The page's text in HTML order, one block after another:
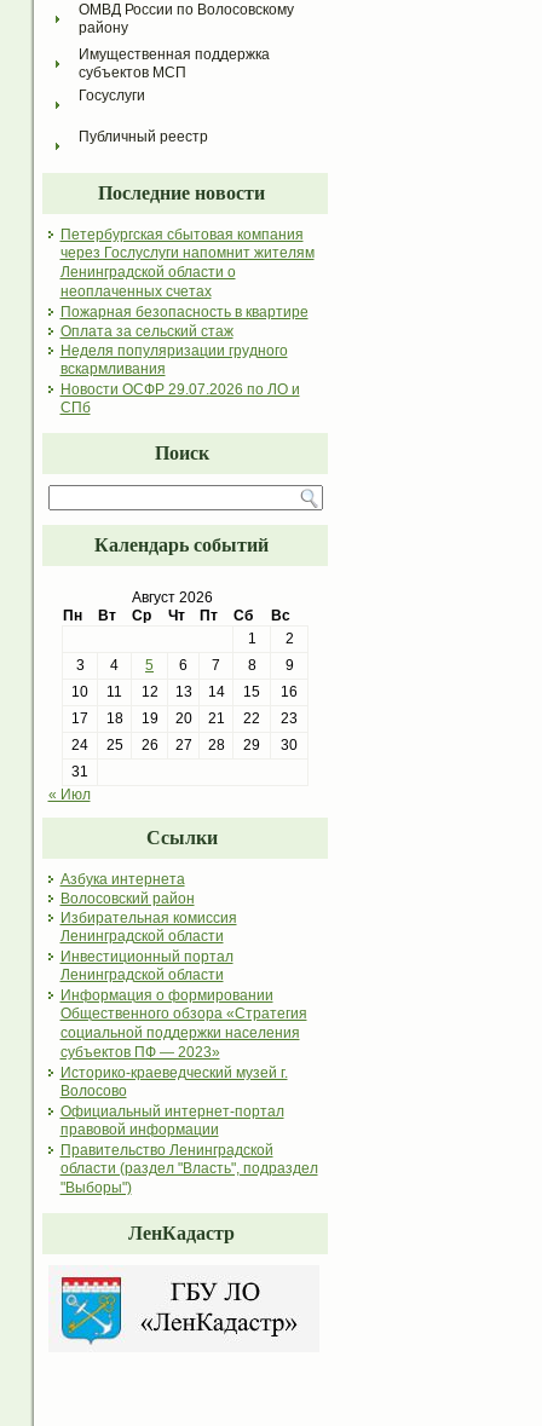
ОМВД России по Волосовскому
району
Имущественная поддержка
субъектов МСП
Госуслуги
Публичный реестр
Последние новости
Петербургская сбытовая компания
через Гослуслуги напомнит жителям
Ленинградской области о
неоплаченных счетах
Пожарная безопасность в квартире
Оплата за сельский стаж
Неделя популяризации грудного
вскармливания
Новости ОСФР 29.07.2026 по ЛО и
СПб
Поиск
Календарь событий
Август 2026
Пн
Вт Ср Чт Пт Сб
Вс
1
2
3
4 5 6 7 8
9
10
11 12 13 14 15
16
17
18 19 20 21 22
23
24
25 26 27 28 29
30
31
« Июл
Ссылки
Азбука интернета
Волосовский район
Избирательная комиссия
Ленинградской области
Инвестиционный портал
Ленинградской области
Информация о формировании
Общественного обзора «Стратегия
социальной поддержки населения
субъектов ПФ — 2023»
Историко-краеведческий музей г.
Волосово
Официальный интернет-портал
правовой информации
Правительство Ленинградской
области (раздел "Власть", подраздел
"Выборы")
ЛенКадастр